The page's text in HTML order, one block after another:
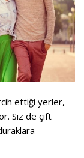
ettiği yerler,
Siz de çift